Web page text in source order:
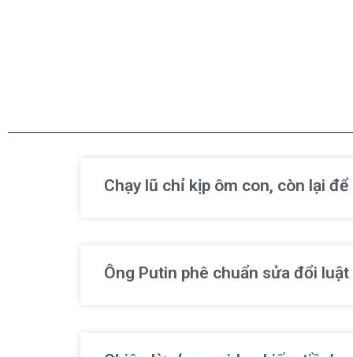
Chạy lũ chỉ kịp ôm con, còn lại
Ông Putin phê chuẩn sửa đổi